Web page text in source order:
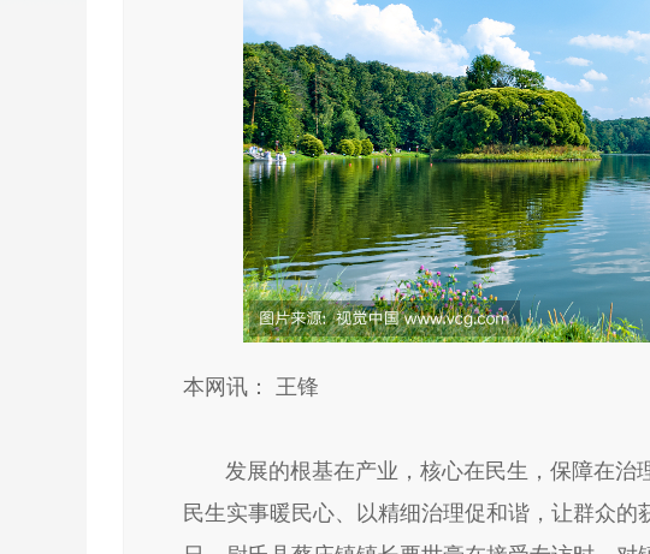
本网讯： 王锋
发展的根基在产业，核心在民生，保障在治
民生实事暖民心、以精细治理促和谐，让群众